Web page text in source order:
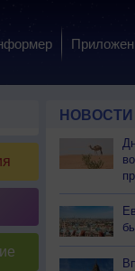
НОВОСТИ